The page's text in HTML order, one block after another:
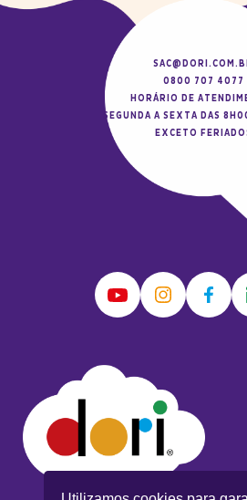
0800 707 4077
HORÁRIO DE
SEGUNDA A SEXTA DAS
EXCETO